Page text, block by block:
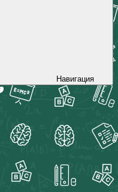
Навигация